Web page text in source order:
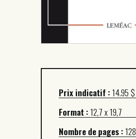
Prix indicatif :14.95 $
Format :12,7 x 19,7
Nombre de pages :128